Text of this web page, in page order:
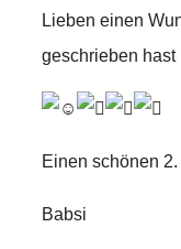
Lieben einen
geschrieben
Einen schönen
Babsi